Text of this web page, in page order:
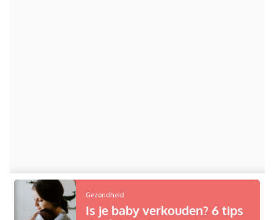
Gezondheid
Is je baby verkouden? 6 tips